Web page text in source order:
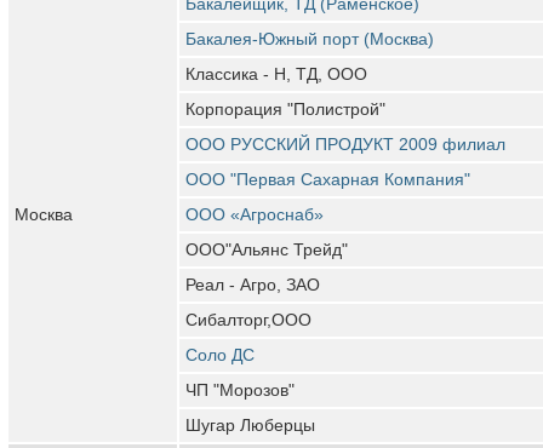
Москва
Бакалея-Южный порт (Москва)
Классика - Н, ТД, ООО
Корпорация "Полистрой"
ООО РУССКИЙ ПРОДУКТ 2009 филиал
ООО "Первая Сахарная Компания"
ООО «Агроснаб»
ООО"Альянс Трейд"
Реал - Агро, ЗАО
Сибалторг,ООО
Соло ДС
ЧП "Морозов"
Шугар Люберцы